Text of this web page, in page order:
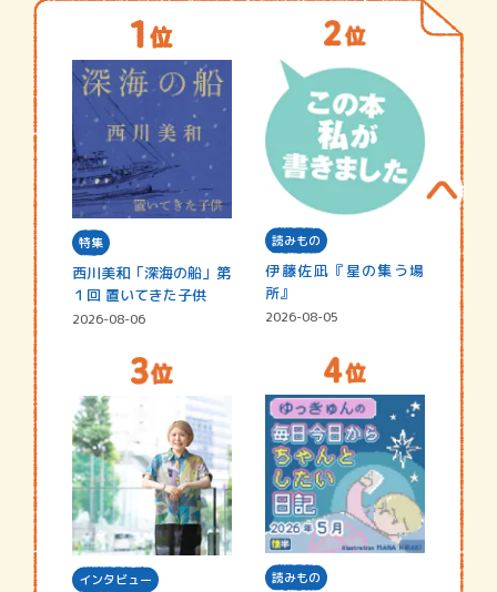
特集
西川美和「深海の船」第
１回 置いてきた子供
2026-08-06
読みもの
伊藤佐凪『星の集う場
所』
2026-08-05
インタビュー 読みもの